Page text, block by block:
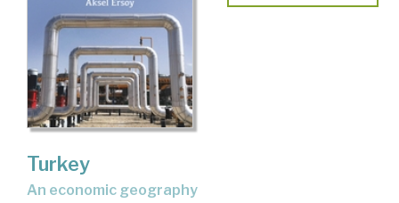
Turkey
an economic geography